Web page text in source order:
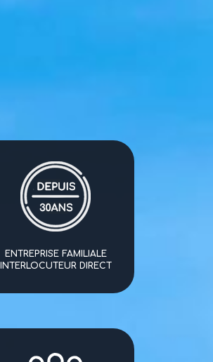
ENTREPRISE FAMILIALE
INTERLOCUTEUR DIRECT